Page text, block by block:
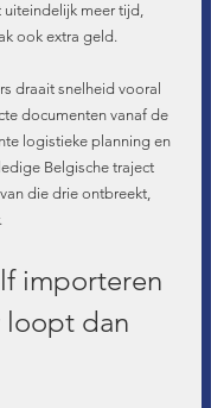
meer tijd,
ook extra geld.
draait snelheid vooral
documenten vanaf de
logistieke planning en
Belgische traject
die drie ontbreekt,
importeren
loopt dan